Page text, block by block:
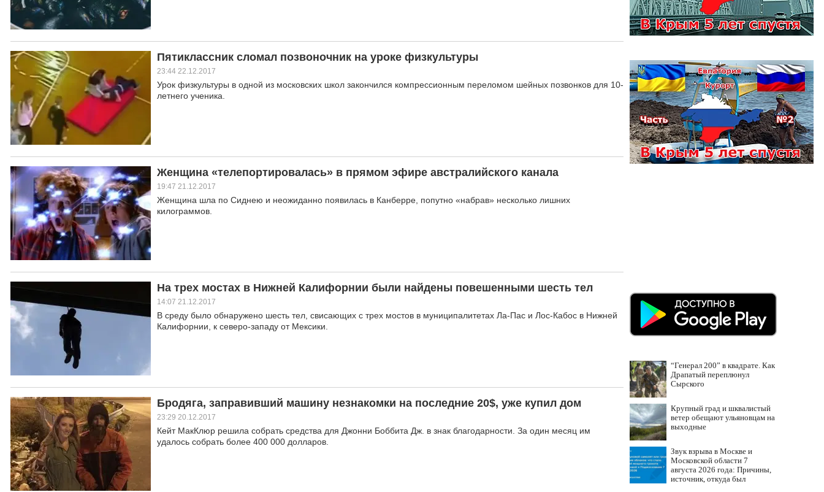
Пятиклассник сломал позвоночник на уроке физкультуры
23:44 22.12.2017
Урок физкультуры в одной из московских школ закончился компрессионным переломом шейных позвонков для 10-
летнего ученика.
Женщина «телепортировалась» в прямом эфире австралийского канала
19:47 21.12.2017
Женщина шла по Сиднею и неожиданно появилась в Канберре, попутно «набрав» несколько лишних
килограммов.
На трех мостах в Нижней Калифорнии были найдены повешенными шесть тел
14:07 21.12.2017
В среду было обнаружено шесть тел, свисающих с трех мостов в муниципалитетах Ла-Пас и Лос-Кабос в Нижней
Калифорнии, к северо-западу от Мексики.
Бродяга, заправивший машину незнакомки на последние 20$, уже купил дом
23:29 20.12.2017
Кейт МакКлюр решила собрать средства для Джонни Боббита Дж. в знак благодарности. За один месяц им
удалось собрать более 400 000 долларов.
“Генерал 200” в квадрате. Как
Драпатый переплюнул
Сырского
Крупный град и шквалистый
ветер обещают ульяновцам на
выходные
Звук взрыва в Москве и
Московской области 7
августа 2026 года: Причины,
источник, откуда был